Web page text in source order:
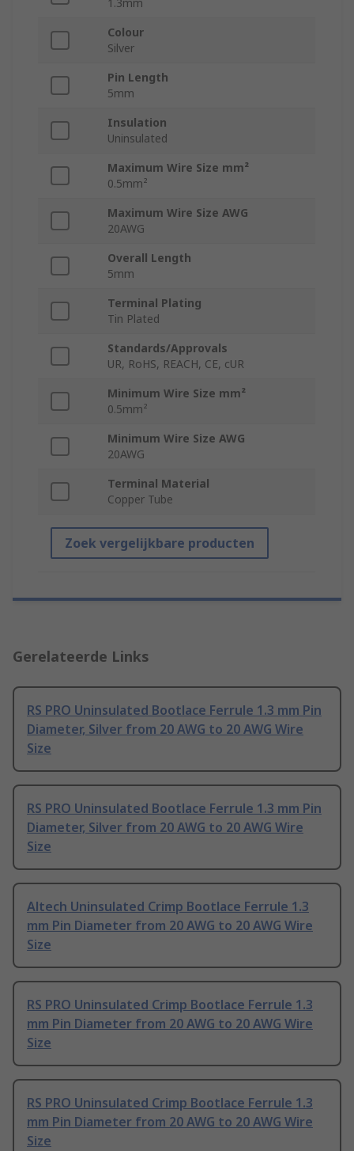
1.3mm
Colour
Silver
Pin Length
5mm
Insulation
Uninsulated
Maximum Wire Size mm²
0.5mm²
Maximum Wire Size AWG
20AWG
Overall Length
5mm
Terminal Plating
Tin Plated
Standards/Approvals
UR, RoHS, REACH, CE, cUR
Minimum Wire Size mm²
0.5mm²
Minimum Wire Size AWG
20AWG
Terminal Material
Copper Tube
Zoek vergelijkbare producten
Gerelateerde Links
RS PRO Uninsulated Bootlace Ferrule 1.3 mm Pin
Diameter, Silver from 20 AWG to 20 AWG Wire
Size
RS PRO Uninsulated Bootlace Ferrule 1.3 mm Pin
Diameter, Silver from 20 AWG to 20 AWG Wire
Size
Altech Uninsulated Crimp Bootlace Ferrule 1.3
mm Pin Diameter from 20 AWG to 20 AWG Wire
Size
RS PRO Uninsulated Crimp Bootlace Ferrule 1.3
mm Pin Diameter from 20 AWG to 20 AWG Wire
Size
RS PRO Uninsulated Crimp Bootlace Ferrule 1.3
mm Pin Diameter from 20 AWG to 20 AWG Wire
Size